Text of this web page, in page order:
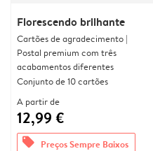
Florescendo brilhante
Cartões de agradecimento |
Postal premium com três
acabamentos diferentes
Conjunto de 10 cartões
A partir de
12,99 €
offers Preços Sempre Baixos